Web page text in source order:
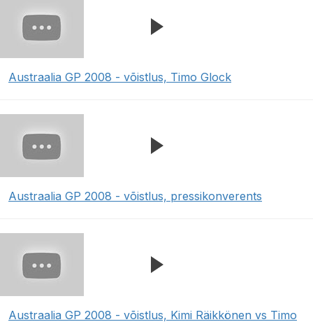
Austraalia GP 2008 - võistlus, Timo Glock
Austraalia GP 2008 - võistlus, pressikonverents
Austraalia GP 2008 - võistlus, Kimi Räikkönen vs Timo